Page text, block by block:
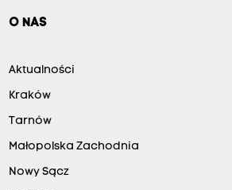
O NAS
Aktualności
Kraków
Tarnów
Małopolska Zachodnia
Nowy Sącz